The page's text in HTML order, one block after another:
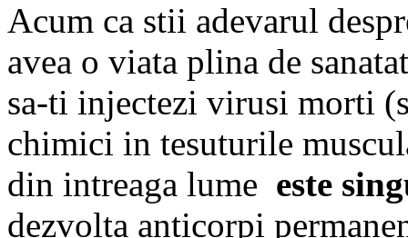
Acum ca stii adevarul
avea o viata plina de
sa-ti injectezi virusi morti
chimici in tesuturile
din intreaga lume este
dezvolta anticorpi